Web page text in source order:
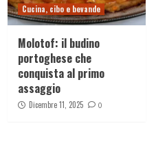
Cucina, cibo e bevande
Molotof: il budino
portoghese che
conquista al primo
assaggio
Dicembre 11, 2025 0